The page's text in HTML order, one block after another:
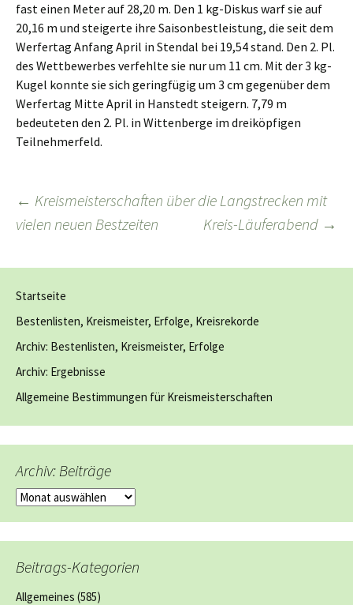
fast einen Meter auf 28,20 m. Den 1 kg-Diskus warf sie auf
20,16 m und steigerte ihre Saisonbestleistung, die seit dem
Werfertag Anfang April in Stendal bei 19,54 stand. Den 2. Pl.
des Wettbewerbes verfehlte sie nur um 11 cm. Mit der 3 kg-
Kugel konnte sie sich geringfügig um 3 cm gegenüber dem
Werfertag Mitte April in Hanstedt steigern. 7,79 m
bedeuteten den 2. Pl. in Wittenberge im dreiköpfigen
Teilnehmerfeld.
Beitragsnavigation
← Kreismeisterschaften über die Langstrecken mit
vielen neuen Bestzeiten
Kreis-Läuferabend →
Startseite
Bestenlisten, Kreismeister, Erfolge, Kreisrekorde
Archiv: Bestenlisten, Kreismeister, Erfolge
Archiv: Ergebnisse
Allgemeine Bestimmungen für Kreismeisterschaften
Archiv: Beiträge
Archiv:
Beitrags-Kategorien
Allgemeines (585)